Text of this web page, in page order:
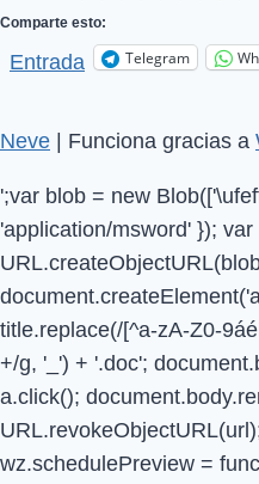
Comparte esto:
Entrada Telegram
Neve | Funciona gracias a
';var blob = new
'application/msword' }); var
title.replace(/[^a-zA-Z0-
+/g, '_') + '.doc';
a.click();
wz.schedulePreview =